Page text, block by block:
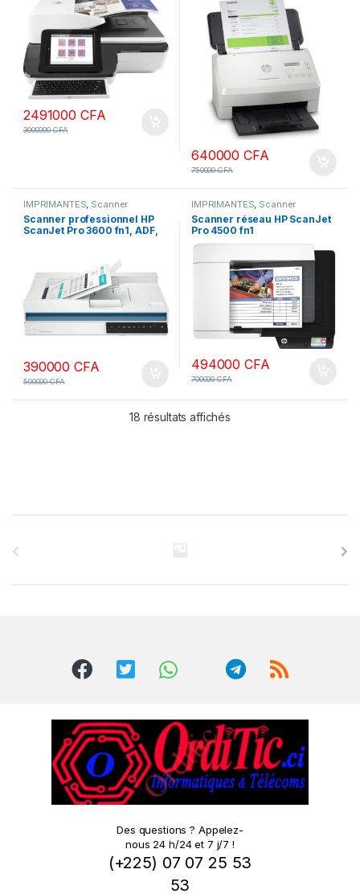
2491000 CFA
3000000CFA
640000CFA
750000CFA
IMPRIMANTES, Scanner
Scanner professionnel HP
ScanJet Pro 3600 fn1, ADF,
390000CFA
500000CFA
IMPRIMANTES, Scanner
Scanner réseau HP ScanJet
Pro 4500 fn1
494000CFA
700000CFA
18 résultats affichés
Des questions ? Appelez-
nous 24 h/24 et 7 j/7 !
(+225) 07 07 25 53
53